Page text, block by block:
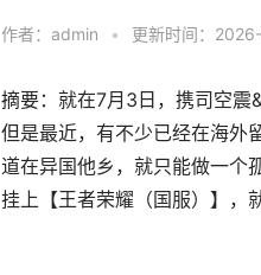
作者： admin • 更新时间：
摘要：就在7月3日，携司空震
但是最近，有不少已经在海外
道在异国他乡，就只能做一个
挂上【王者荣耀（国服）】，